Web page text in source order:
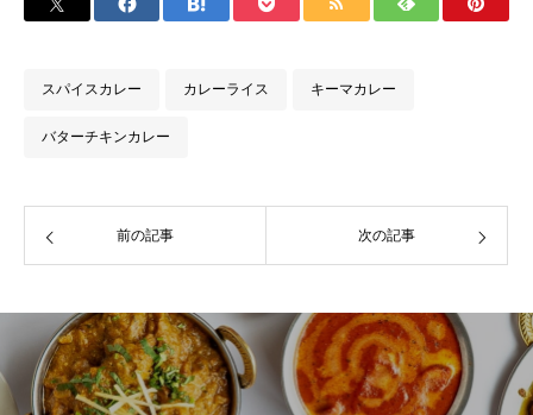
スパイスカレー カレーライス キーマカレー
バターチキンカレー
前の記事 次の記事